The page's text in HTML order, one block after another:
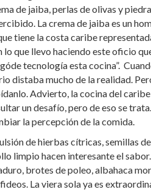
de jaiba, perlas de olivas y
La crema de jaiba es un
tiene la costa caribe
que llevo haciendo este oficio
tecnología esta cocina”.
distaba mucho de la realidad.
Advierto, la cocina del
un desafío, pero de eso se
la percepción de la comida.
de hierbas cítricas, semillas
limpio hacen interesante el
brotes de poleo, albahaca
La viera sola ya es